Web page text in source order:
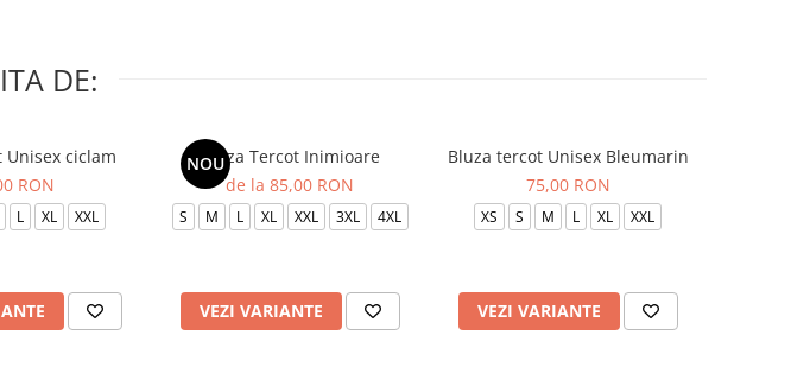
DE:
Unisex ciclam
RON
L XL XXL
NOU
Bluza Tercot Inimioare
de la 85,00 RON
S M L XL XXL 3XL 4XL
VEZI VARIANTE
Bluza tercot Unisex Bleumarin
75,00 RON
XS S M L XL XXL
VEZI VARIANTE